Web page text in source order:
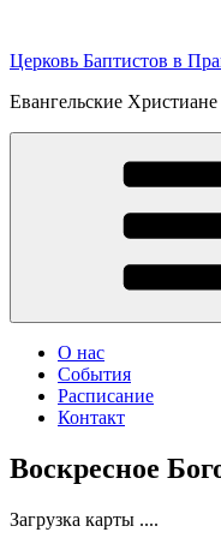
содержимому
Церковь Баптистов в
Евангельские
О нас
События
Расписание
Контакт
Воскресное
Загрузка карты ....